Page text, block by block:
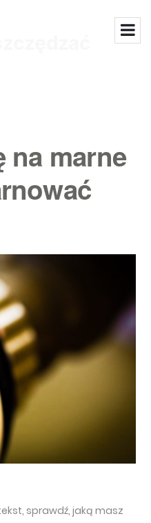
na marne
sprawdź, jaką masz